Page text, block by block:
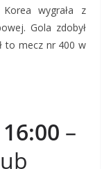
wygrała z
Gola zdobył
to mecz nr 400 w
–